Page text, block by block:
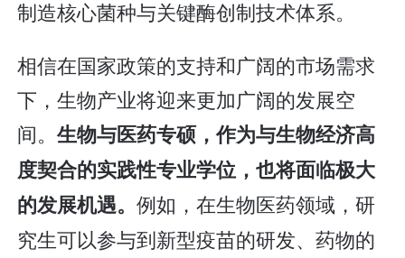
制造核心菌种与关键酶创制技术体系。
相信在国家政策的支持和广阔的市场需求
下，生物产业将迎来更加广阔的发展空
间。生物与医药专硕，作为与生物经济高
度契合的实践性专业学位，也将面临极大
的发展机遇。例如，在生物医药领域，研
究生可以参与到新型疫苗的研发、药物的